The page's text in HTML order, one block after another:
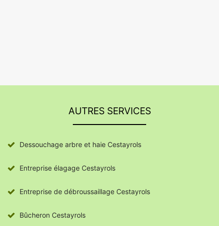
AUTRES SERVICES
Dessouchage arbre et haie Cestayrols
Entreprise élagage Cestayrols
Entreprise de débroussaillage Cestayrols
Bûcheron Cestayrols